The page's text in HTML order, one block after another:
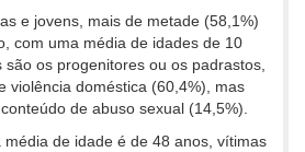
e jovens, mais de metade (58,1%)
com uma média de idades de 10
os progenitores ou os padrastos,
violência doméstica (60,4%), mas
de abuso sexual (14,5%).
média de idade é de 48 anos, vítimas